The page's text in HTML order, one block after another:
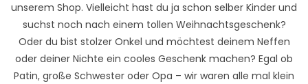
unserem Shop. Vielleicht hast du ja schon selber Kinder und
suchst noch nach einem tollen Weihnachtsgeschenk?
Oder du bist stolzer Onkel und möchtest deinem Neffen
oder deiner Nichte ein cooles Geschenk machen? Egal ob
Patin, große Schwester oder Opa – wir waren alle mal klein